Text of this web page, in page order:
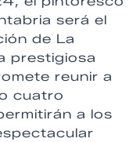
será el
de La
prestigiosa
reunir a
cuatro
a los